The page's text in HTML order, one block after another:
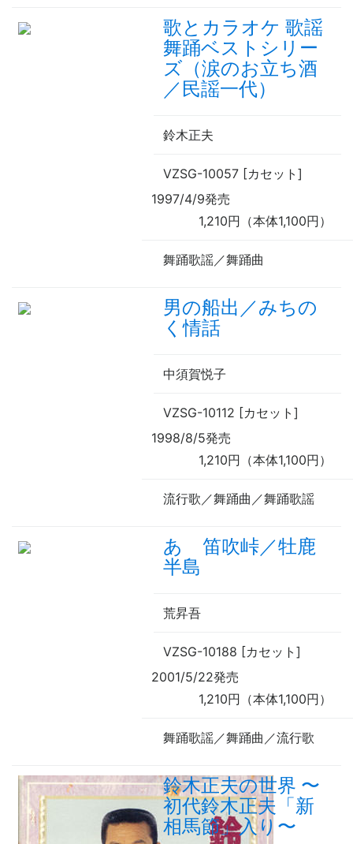
歌とカラオケ 歌謡
舞踊ベストシリー
ズ（涙のお立ち酒
／民謡一代）
鈴木正夫
VZSG-10057 [カセット]
1997/4/9発売
1,210円（本体1,100円）
舞踊歌謡／舞踊曲
男の船出／みちの
く情話
中須賀悦子
VZSG-10112 [カセット]
1998/8/5発売
1,210円（本体1,100円）
流行歌／舞踊曲／舞踊歌謡
あゝ笛吹峠／牡鹿
半島
荒昇吾
VZSG-10188 [カセット]
2001/5/22発売
1,210円（本体1,100円）
舞踊歌謡／舞踊曲／流行歌
鈴木正夫の世界 〜
初代鈴木正夫「新
相馬節」入り 〜